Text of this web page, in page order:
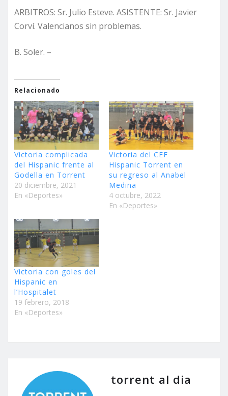
ARBITROS: Sr. Julio Esteve. ASISTENTE: Sr. Javier
Corví. Valencianos sin problemas.
B. Soler. –
Relacionado
Victoria complicada
del Hispanic frente al
Godella en Torrent
20 diciembre, 2021
En «Deportes»
Victoria del CEF
Hispanic Torrent en
su regreso al Anabel
Medina
4 octubre, 2022
En «Deportes»
Victoria con goles del
Hispanic en
l’Hospitalet
19 febrero, 2018
En «Deportes»
torrent al dia